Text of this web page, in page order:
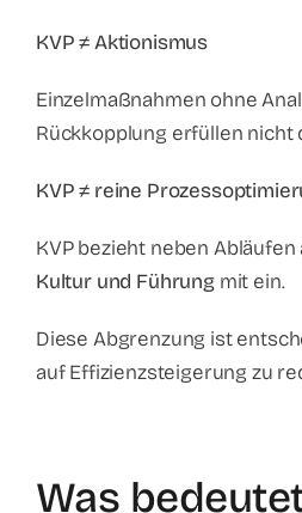
KVP ≠ Aktionismus
Einzelmaßnahmen ohne
Rückkopplung erfüllen nicht
KVP ≠ reine
KVP bezieht neben Abläufen
Kultur und Führungmit ein.
Diese Abgrenzung ist
auf Effizienzsteigerung zu
Was